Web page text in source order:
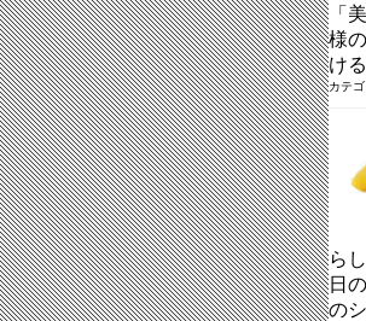
「
様
け
カテ
ら
日
の